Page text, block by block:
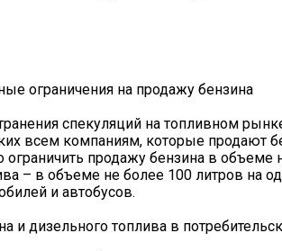
ограничения на продажу бензина
спекуляций на топливном
всем компаниям, которые продают
продажу бензина в объеме
– в объеме не более 100 литров на
и автобусов.
и дизельного топлива в